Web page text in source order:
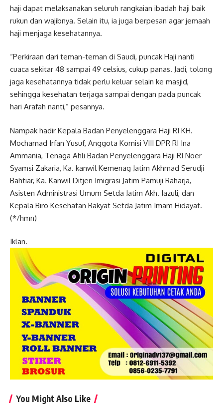
haji dapat melaksanakan seluruh rangkaian ibadah haji baik
rukun dan wajibnya. Selain itu, ia juga berpesan agar jemaah
haji menjaga kesehatannya.
“Perkiraan dari teman-teman di Saudi, puncak Haji nanti
cuaca sekitar 48 sampai 49 celsius, cukup panas. Jadi, tolong
jaga kesehatannya tidak perlu keluar selain ke masjid,
sehingga kesehatan terjaga sampai dengan pada puncak
hari Arafah nanti,” pesannya.
Nampak hadir Kepala Badan Penyelenggara Haji RI KH.
Mochamad Irfan Yusuf, Anggota Komisi VIII DPR RI Ina
Ammania, Tenaga Ahli Badan Penyelenggara Haji RI Noer
Syamsi Zakaria, Ka. kanwil Kemenag Jatim Akhmad Serudji
Bahtiar, Ka. Kanwil Ditjen Imigrasi Jatim Pamuji Raharja,
Asisten Administrasi Umum Setda Jatim Akh. Jazuli, dan
Kepala Biro Kesehatan Rakyat Setda Jatim Imam Hidayat.
(*/hmn)
Iklan.
You Might Also Like